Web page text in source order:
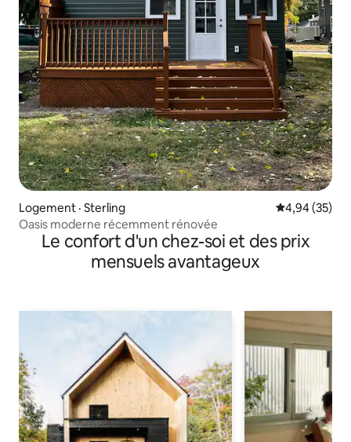
Logement · Sterling Note
4,94 (35)
Oasis moderne récemment rénovée
Le confort d'un chez-soi et des prix
mensuels avantageux